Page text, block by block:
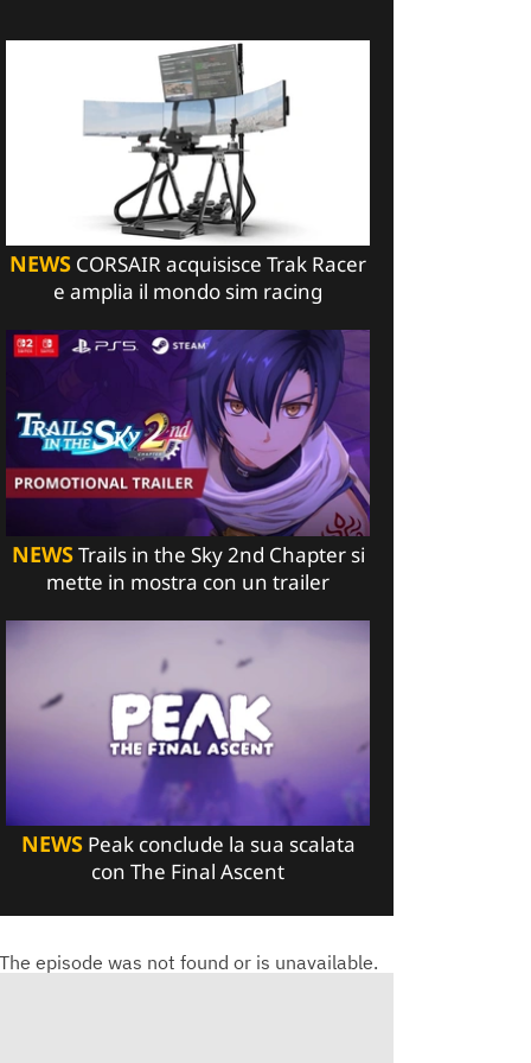
NEWS CORSAIR acquisisce Trak Racer
e amplia il mondo sim racing
NEWSTrails in the Sky 2nd Chapter si
mette in mostra con un trailer
NEWSPeak conclude la sua scalata
con The Final Ascent